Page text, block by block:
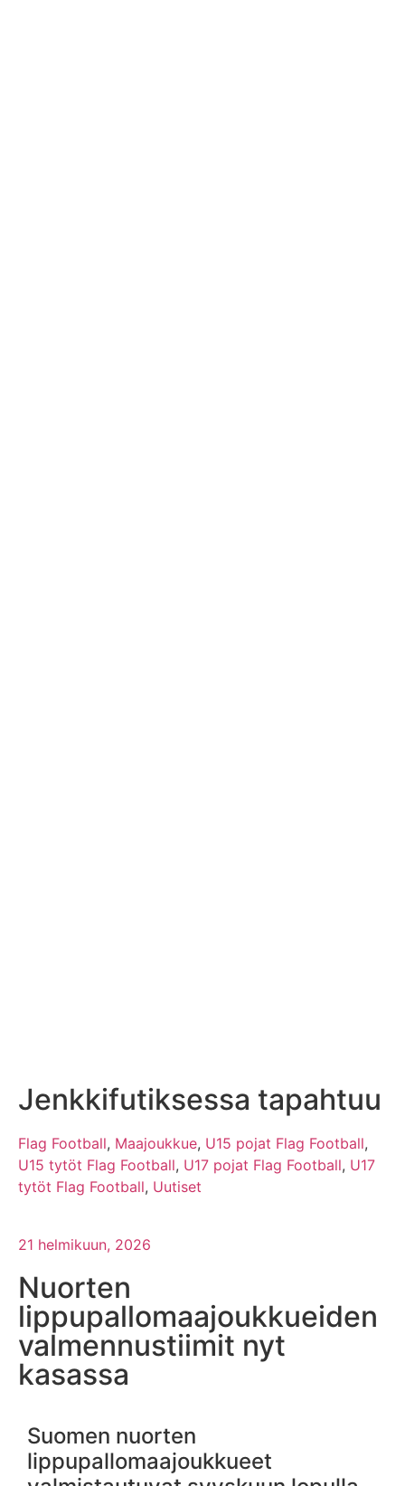
Jenkkifutiksessa tapahtuu
Flag Football, Maajoukkue, U15 pojat Flag Football,
U15 tytöt Flag Football, U17 pojat Flag Football, U17
tytöt Flag Football, Uutiset
21 helmikuun, 2026
Nuorten
lippupallomaajoukkueiden
valmennustiimit nyt
kasassa
Suomen nuorten
lippupallomaajoukkueet